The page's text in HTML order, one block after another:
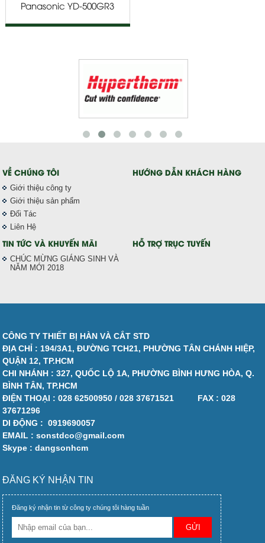
Panasonic YD-500GR3
VỀ CHÚNG TÔI
Giới thiệu công ty
Giới thiệu sản phẩm
Đối Tác
Liên Hệ
HƯỚNG DẪN KHÁCH HÀNG
TIN TỨC VÀ KHUYẾN MÃI
CHÚC MỪNG GIÁNG SINH VÀ
NĂM MỚI 2018
HỖ TRỢ TRỤC TUYẾN
CÔNG TY THIẾT BỊ HÀN VÀ CẮT STD
ĐỊA CHỈ : 194/3A1, ĐƯỜNG TCH21, PHƯỜNG TÂN CHÁNH HIỆP,
QUẬN 12, TP.HCM
CHI NHÁNH : 327, QUỐC LỘ 1A, PHƯỜNG BÌNH HƯNG HÒA, Q.
BÌNH TÂN, TP.HCM
ĐIỆN THOẠI :028 62500950 / 028 37671521 FAX :028
37671296
DI ĐỘNG :0919690057
EMAIL : sonstdco@gmail.com
Skype : dangsonhcm
ĐĂNG KÝ NHẬN TIN
Đăng ký nhận tin từ công ty chúng tôi hàng tuần